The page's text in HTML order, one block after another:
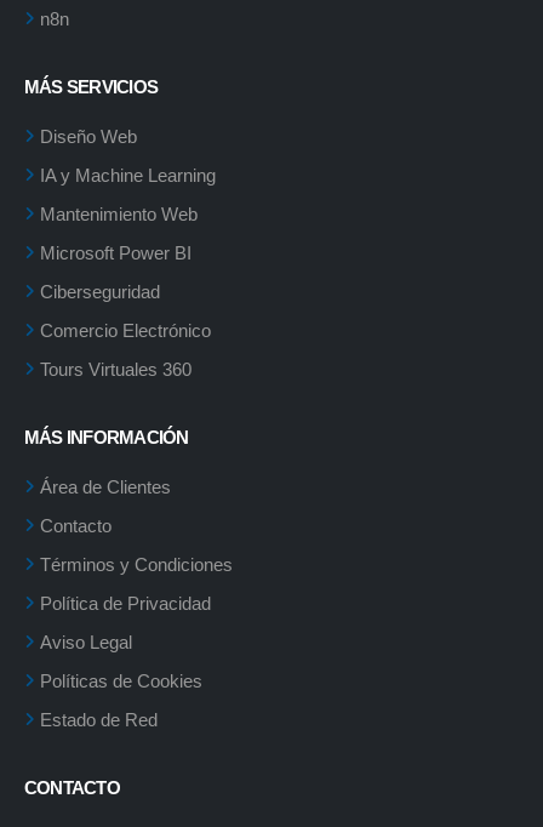
n8n
MÁS SERVICIOS
Diseño Web
IA y Machine Learning
Mantenimiento Web
Microsoft Power BI
Ciberseguridad
Comercio Electrónico
Tours Virtuales 360
MÁS INFORMACIÓN
Área de Clientes
Contacto
Términos y Condiciones
Política de Privacidad
Aviso Legal
Políticas de Cookies
Estado de Red
CONTACTO